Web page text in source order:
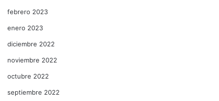
febrero 2023
enero 2023
diciembre 2022
noviembre 2022
octubre 2022
septiembre 2022